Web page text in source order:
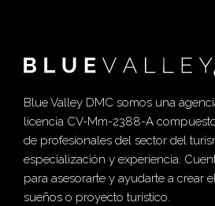
Blue Valley DMC somos una
licencia CV-Mm-2388-A
de profesionales del sector del
especialización y experiencia.
para asesorarte y ayudarte a crear
sueños o proyecto turístico.